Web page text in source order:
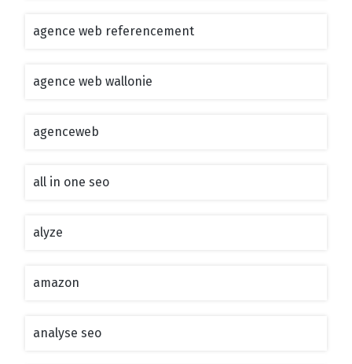
agence web referencement
agence web wallonie
agenceweb
all in one seo
alyze
amazon
analyse seo